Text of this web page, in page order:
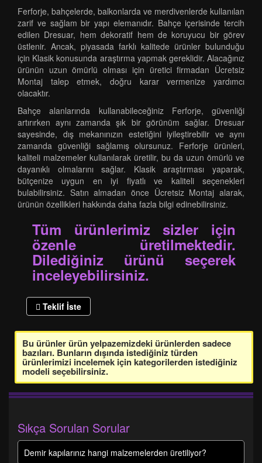
Ferforje, bahçelerde, balkonlarda ve merdivenlerde kullanılan
zarif ve sağlam bir yapı elemanıdır. Bahçe içerisinde tercih
edilen Dresuar, hem dekoratif hem de koruyucu bir görev
üstlenir. Ancak, piyasada farklı kalitede ürünler bulunduğu
için Klasik konusunda araştırma yapmak gereklidir. Alacağınız
ürünün uzun ömürlü olması için üretici firmadan Ücretsiz
Montaj talep etmek, doğru karar vermenize yardımcı
olacaktır.
Bahçe alanlarında kullanabileceğiniz Ferforje, güvenliği
artırırken aynı zamanda şık bir görünüm sağlar. Dresuar
sayesinde, dış mekanınızın estetiğini iyileştirebilir ve aynı
zamanda güvenliği sağlamış olursunuz. Ferforje ürünleri,
kaliteli malzemeler kullanılarak üretilir, bu da uzun ömürlü ve
dayanıklı olmalarını sağlar. Klasik araştırması yaparak,
bütçenize uygun en iyi fiyatlı ve kaliteli seçenekleri
bulabilirsiniz. Satın almadan önce Ücretsiz Montaj alarak,
ürünün özellikleri hakkında daha fazla bilgi edinebilirsiniz.
Tüm ürünlerimiz sizler için
özenle üretilmektedir.
Dilediğiniz ürünü seçerek
inceleyebilirsiniz.
Teklif İste
Bu ürünler ürün yelpazemizdeki ürünlerden sadece
bazıları. Bunların dışında istediğiniz türden
ürünlerimizi incelemek için kategorilerden istediğiniz
modeli seçebilirsiniz.
Sıkça Sorulan Sorular
Demir kapılarınız hangi malzemelerden üretiliyor?